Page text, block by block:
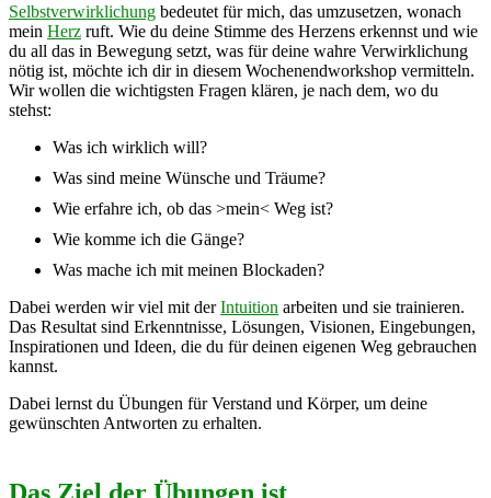
Selbstverwirklichung bedeutet für mich, das umzusetzen, wonach
mein Herz ruft. Wie du deine Stimme des Herzens erkennst und wie
du all das in Bewegung setzt, was für deine wahre Verwirklichung
nötig ist, möchte ich dir in diesem Wochenendworkshop vermitteln.
Wir wollen die wichtigsten Fragen klären, je nach dem, wo du
stehst:
Was ich wirklich will?
Was sind meine Wünsche und Träume?
Wie erfahre ich, ob das >mein< Weg ist?
Wie komme ich die Gänge?
Was mache ich mit meinen Blockaden?
Dabei werden wir viel mit derIntuition arbeiten und sie trainieren.
Das Resultat sind Erkenntnisse, Lösungen, Visionen, Eingebungen,
Inspirationen und Ideen, die du für deinen eigenen Weg gebrauchen
kannst.
Dabei lernst du Übungen für Verstand und Körper, um deine
gewünschten Antworten zu erhalten.